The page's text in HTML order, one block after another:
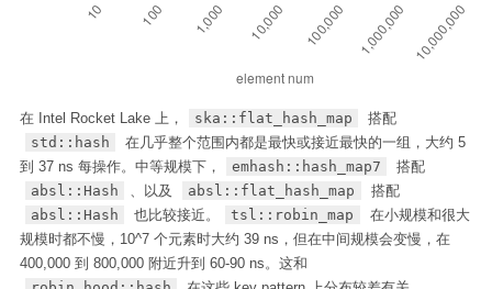
在 Intel Rocket Lake 上， ska::flat_hash_map
搭配
std::hash
在几乎整个范围内都是最快或接近最快的一组，大约 5
到 37 ns 每操作。中等规模下，
emhash::hash_map7
搭配
absl::Hash
、以及 absl::flat_hash_map
搭配
absl::Hash
也比较接近。 tsl::robin_map
在小规模和很大
规模时都不慢，10^7 个元素时大约 39 ns，但在中间规模会变慢，在
400,000 到 800,000 附近升到 60-90 ns。这和